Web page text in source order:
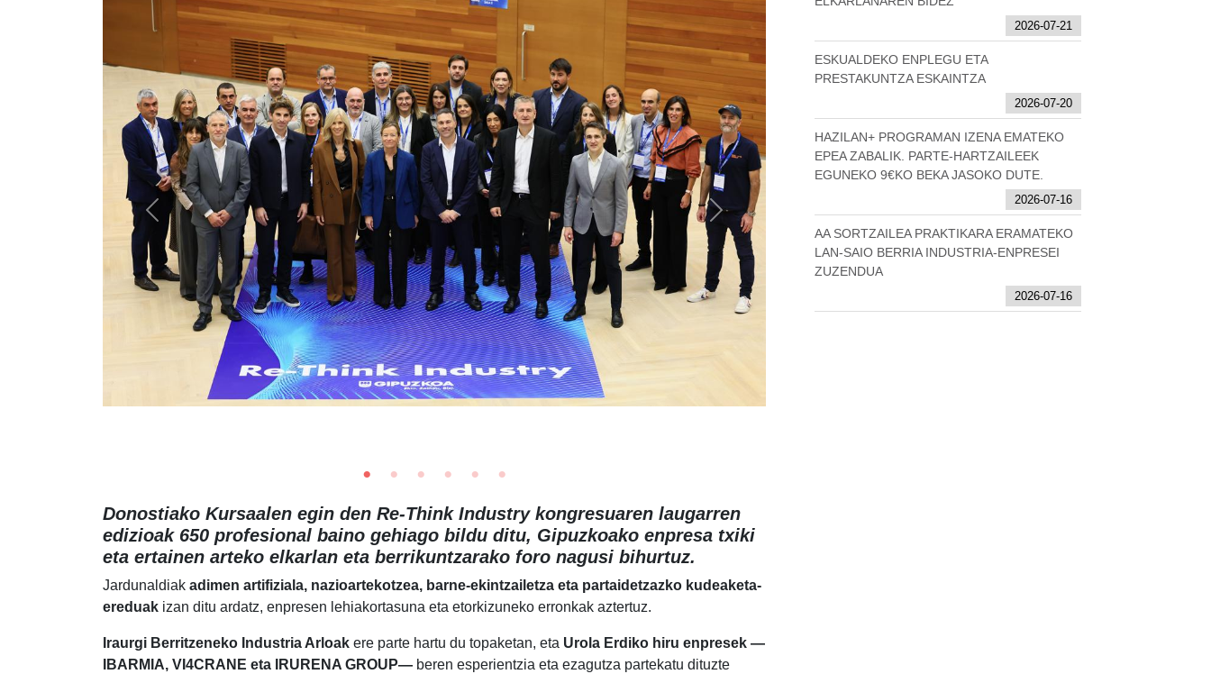
Donostiako Kursaalen egin den Re-Think Industry kongresuaren laugarren
edizioak 650 profesional baino gehiago bildu ditu, Gipuzkoako enpresa txiki
eta ertainen arteko elkarlan eta berrikuntzarako foro nagusi bihurtuz.
Jardunaldiak adimen artifiziala, nazioartekotzea, barne-ekintzailetza eta partaidetzazko kudeaketa-
ereduak izan ditu ardatz, enpresen lehiakortasuna eta etorkizuneko erronkak aztertuz.
Iraurgi Berritzeneko Industria Arloak ere parte hartu du topaketan, eta Urola Erdiko hiru enpresek —
IBARMIA, VI4CRANE eta
IRURENA GROUP— beren esperientzia eta ezagutza partekatu dituzte
2026-07-21
ESKUALDEKO ENPLEGU ETA
PRESTAKUNTZA ESKAINTZA
2026-07-20
HAZILAN+ PROGRAMAN IZENA EMATEKO
EPEA ZABALIK. PARTE-HARTZAILEEK
EGUNEKO 9€KO BEKA JASOKO DUTE.
2026-07-16
AA SORTZAILEA PRAKTIKARA ERAMATEKO
LAN-SAIO BERRIA INDUSTRIA-ENPRESEI
ZUZENDUA
2026-07-16